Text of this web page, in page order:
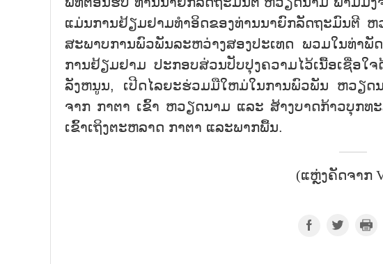
ແມ່ນການຢ້ຽມຢາມທຳອິດຂອງທ່ານນາຍົກລັດຖະມົນຕີ
ສະພາບການພົວພັນລະຫວ່າງສອງປະເທດ ພວມໃນທ່າ
ການຢ້ຽມຢາມ ປະກອບສ່ວນປັບປຸງຄວາມໄວ້ເນື້ອເຊື່ອໃ
ລັງຫນູນ, ເປີດໄລຍະຮ່ວມມືໃຫມ່ໃນການພົວພັນ ຫວຽດ
ຈາກ ກາຕາ ເຂົ້າ ຫວຽດນາມ ແລະ ສ້າງບາດກ້າວບຸກ
ເຂົ້າເຖິງຕະຫລາດ ກາຕາ ແລະພາກພື້ນ.
(ແຫຼ່ງຄັດຈາກ